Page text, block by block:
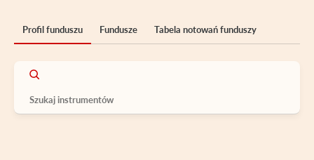
Profil funduszu Fundusze Tabela notowań funduszy